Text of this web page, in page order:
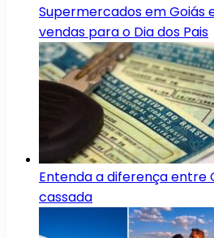
Supermercados em Goiás
vendas para o Dia dos Pais
Entenda a diferença entre
cassada